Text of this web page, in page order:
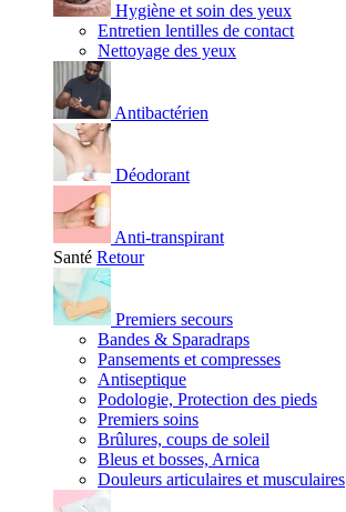
Hygiène et soin des yeux
Entretien lentilles de contact
Nettoyage des yeux
Antibactérien
Déodorant
Anti-transpirant
Santé Retour
Premiers secours
Bandes & Sparadraps
Pansements et compresses
Antiseptique
Podologie, Protection des pieds
Premiers soins
Brûlures, coups de soleil
Bleus et bosses, Arnica
Douleurs articulaires et musculaires